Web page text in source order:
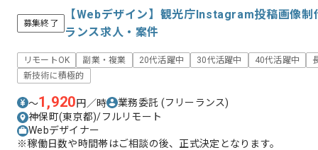
募集終了
【Webデザイン】観光庁Instagram投稿画像制
ランス求人・案件
リモートOK 副業・複業 20代活躍中 30代活躍中 40代活躍中
新技術に積極的
〜1,920円／時 業務委託 (フリーランス)
神保町(東京都)/フルリモート
Webデザイナー
※稼働日数や時間帯はご相談の後、正式決定となります。